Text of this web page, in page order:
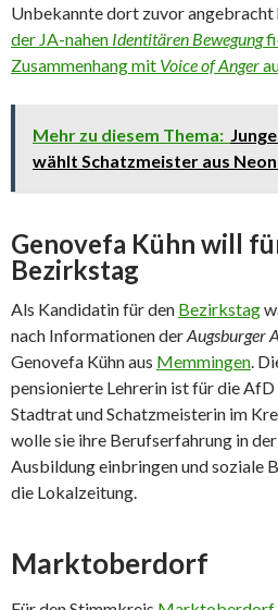
Unbekannte dort zuvor angebracht
der JA-nahen Identitären Bewegung
Zusammenhang mit Voice of Anger
Mehr zu diesem Thema:
wählt Schatzmeister aus
Genovefa Kühn will
Bezirkstag
Als Kandidatin für den Bezirkstag
nach Informationen derAugsburger
Genovefa Kühn aus Memmingen .
pensionierte Lehrerin ist für die
Stadtrat und Schatzmeisterin im
wolle sie ihre Berufserfahrung in
Ausbildung einbringen und soziale
die Lokalzeitung.
Marktoberdorf